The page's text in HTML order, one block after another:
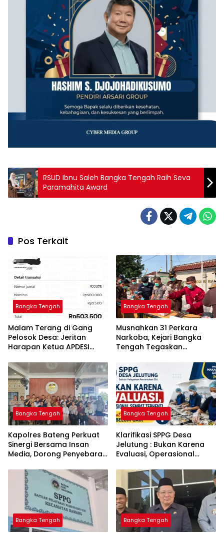
‎RSUD Ibnu Saleh Bangka Tengah Raih Seva
Paramahita Award
Pos Terkait
Bangka Tengah
Malam Terang di Gang
Pelosok Desa: Jeritan
Harapan Ketua APDESI
Babel
Bangka Tengah
Musnahkan 31 Perkara
Narkoba, Kejari Bangka
Tengah Tegaskan
Kejahatan Hingga Tuntas
Bangka Tengah
‎Kapolres Bateng Perkuat
Sinergi Bersama Insan
Media, Dorong Penyebaran
Layanan Polri 110
Bangka Tengah
‎Klarifikasi SPPG Desa
Jelutung : Bukan Karena
Evaluasi, Operasional
Dana Banper Belum Cair
Bangka Tengah Bangka Tengah